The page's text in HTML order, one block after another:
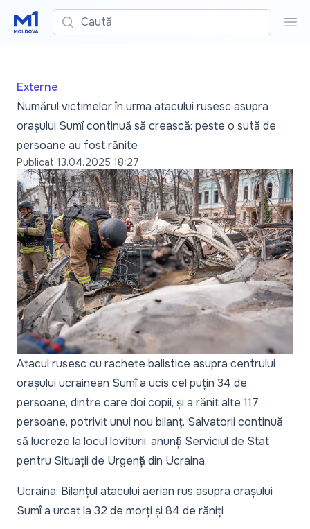
Caută
Externe
Numărul victimelor în urma atacului rusesc asupra
orașului Sumî continuă să crească: peste o sută de
persoane au fost rănite
Publicat 13.04.2025 18:27
Atacul rusesc cu rachete balistice asupra centrului
orașului ucrainean Sumî a ucis cel puțin 34 de
persoane, dintre care doi copii, și a rănit alte 117
persoane, potrivit unui nou bilanț. Salvatorii continuă
să lucreze la locul loviturii, anunță Serviciul de Stat
pentru Situații de Urgență din Ucraina.
Ucraina: Bilanțul atacului aerian rus asupra orașului
Sumî a urcat la 32 de morți și 84 de răniți